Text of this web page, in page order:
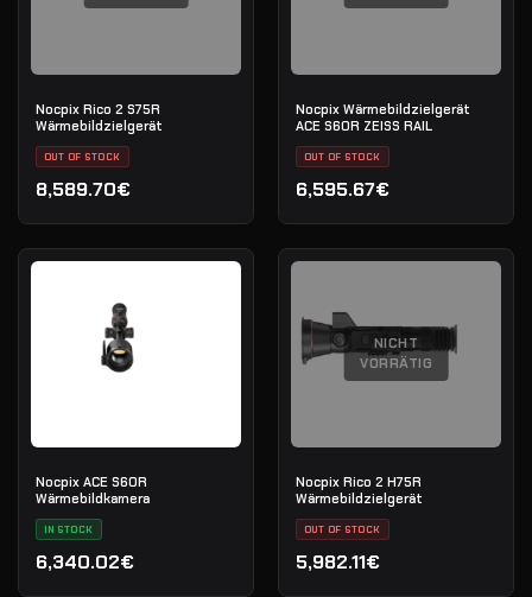
Nocpix Rico 2 S75R
Wärmebildzielgerät
OUT OF STOCK
8,589.70€
Nocpix Wärmebildzielgerät
ACE S60R ZEISS RAIL
OUT OF STOCK
6,595.67€
Nocpix ACE S60R
Wärmebildkamera
IN STOCK
6,340.02€
NICHT
VORRÄTIG
Nocpix Rico 2 H75R
Wärmebildzielgerät
OUT OF STOCK
5,982.11€